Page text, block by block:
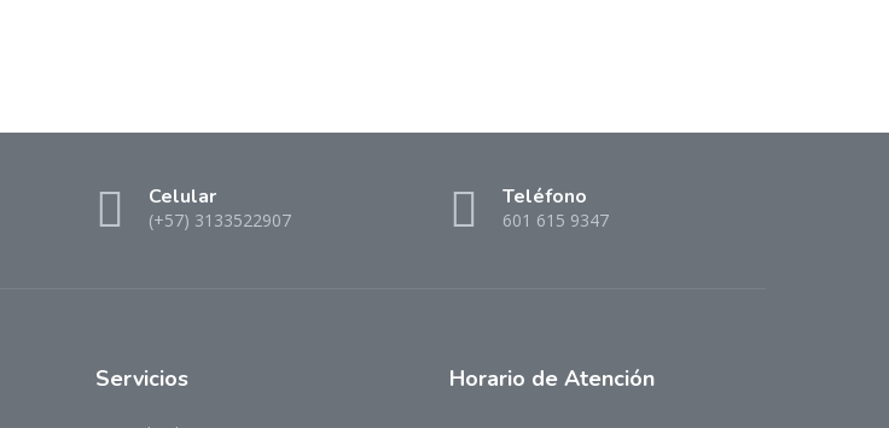
Celular
(+57) 3133522907
Teléfono
601 615 9347
Servicios Horario de Atención